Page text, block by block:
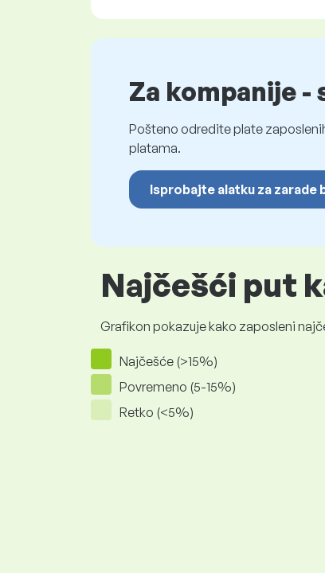
Za kompanije
Pošteno odredite plate
platama.
Isprobajte alatku za zarade
Najčešći put
Grafikon pokazuje kako zaposleni
Najčešće (>15%)
Povremeno (5-15%)
Retko (<5%)